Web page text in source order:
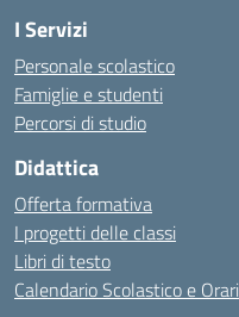
I Servizi
Personale scolastico
Famiglie e studenti
Percorsi di studio
Didattica
Offerta formativa
I progetti delle classi
Libri di testo
Calendario Scolastico e Orari